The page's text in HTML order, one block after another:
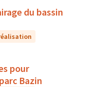
du bassin
pour
Bazin